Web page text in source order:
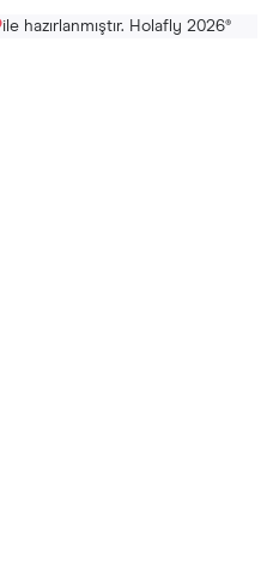
ile hazırlanmıştır. Holafly 2026®